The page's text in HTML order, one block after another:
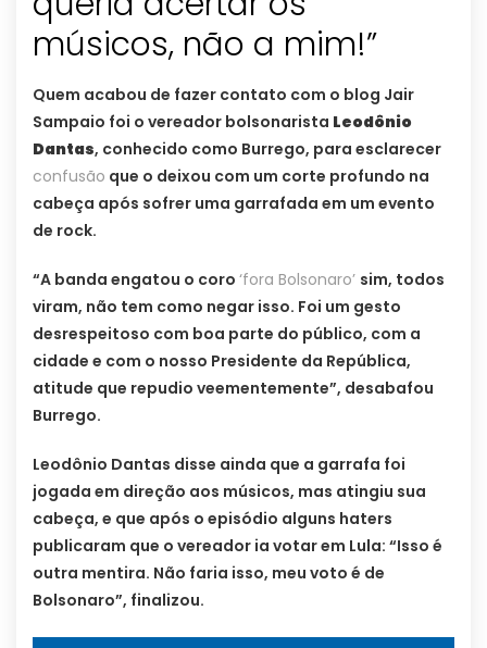
músicos, não a mim!”
Quem acabou de fazer contato com o blog Jair
Sampaio foi o vereador bolsonarista Leodônio
Dantas, conhecido como Burrego, para esclarecer
confusão que o deixou com um corte profundo na
cabeça após sofrer uma garrafada em um evento
de rock.
“A banda engatou o coro ‘fora Bolsonaro’ sim, todos
viram, não tem como negar isso. Foi um gesto
desrespeitoso com boa parte do público, com a
cidade e com o nosso Presidente da República,
atitude que repudio veementemente”, desabafou
Burrego.
Leodônio Dantas disse ainda que a garrafa foi
jogada em direção aos músicos, mas atingiu sua
cabeça, e que após o episódio alguns haters
publicaram que o vereador ia votar em Lula: “Isso é
outra mentira. Não faria isso, meu voto é de
Bolsonaro”, finalizou.